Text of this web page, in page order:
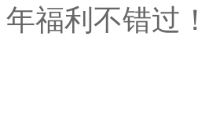
年福利不错过！